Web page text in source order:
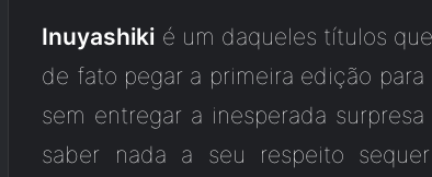
Inuyashiki é um daqueles títulos
de fato pegar a primeira edição
sem entregar a inesperada
saber nada a seu respeito